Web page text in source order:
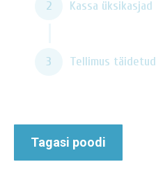
Kassa üksikasjad
2
Tellimus täidetud
3
Tagasi poodi